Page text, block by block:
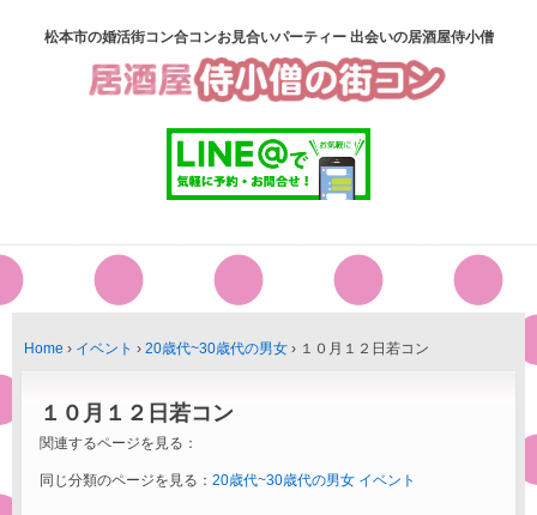
松本市の婚活街コン合コンお見合いパーティー 出会いの居酒屋侍小僧
Home › イベント › 20歳代~30歳代の男女 › １０月１２日若コン
１０月１２日若コン
関連するページを見る：
同じ分類のページを見る： 20歳代~30歳代の男女 イベント